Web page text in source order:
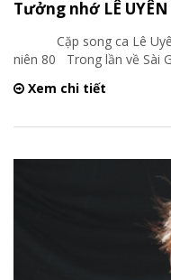
Tưởng nhớ LÊ
Cặp song ca Lê Uyên
niên 80 Trong lần về Sài
Xem chi tiết